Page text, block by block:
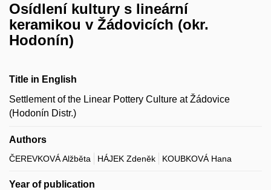
Osídlení kultury s lineární
keramikou v Žádovicích (okr.
Hodonín)
Title in English
Settlement of the Linear Pottery Culture at Žádovice
(Hodonín Distr.)
Authors
ČEREVKOVÁ Alžběta HÁJEK Zdeněk KOUBKOVÁ Hana
Year of publication